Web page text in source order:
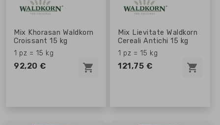
Mix Khorasan Waldkorn
Croissant 15 kg
1 pz = 15 kg
92,20 € shopping_cart
Mix Lievitate Waldkorn
Cereali Antichi 15 kg
1 pz = 15 kg
121,75 € shopping_cart